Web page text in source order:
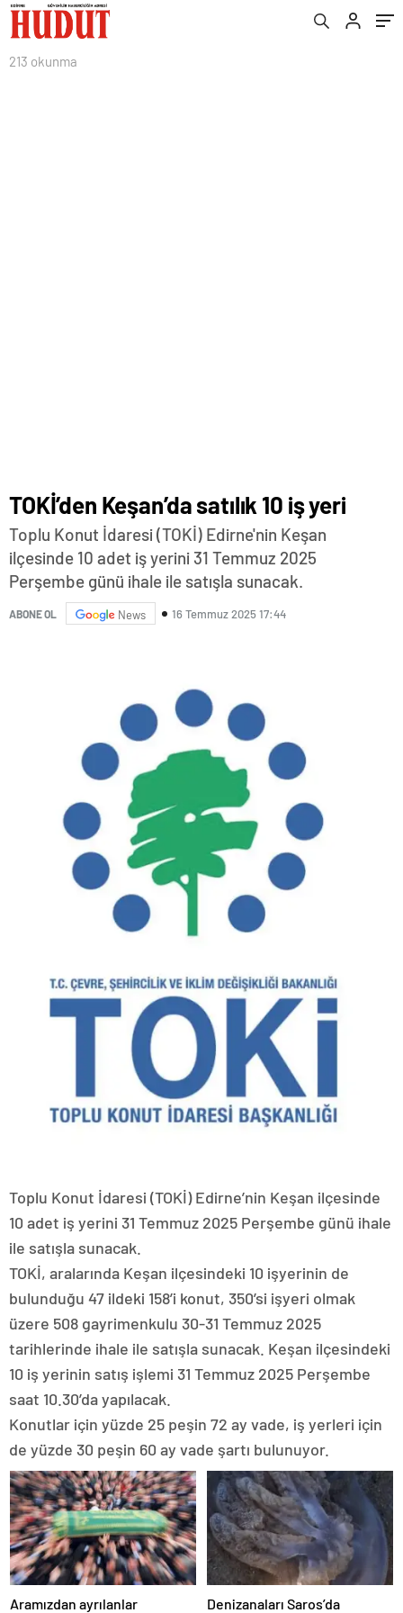
213 okunma
TOKİ’den Keşan’da satılık 10 iş yeri
Toplu Konut İdaresi (TOKİ) Edirne'nin Keşan
ilçesinde 10 adet iş yerini 31 Temmuz 2025
Perşembe günü ihale ile satışla sunacak.
ABONE OL News 16 Temmuz 2025 17:44
Toplu Konut İdaresi (TOKİ) Edirne’nin Keşan ilçesinde
10 adet iş yerini 31 Temmuz 2025 Perşembe günü ihale
ile satışla sunacak.
TOKİ, aralarında Keşan ilçesindeki 10 işyerinin de
bulunduğu 47 ildeki 158’i konut, 350’si işyeri olmak
üzere 508 gayrimenkulu 30-31 Temmuz 2025
tarihlerinde ihale ile satışla sunacak. Keşan ilçesindeki
10 iş yerinin satış işlemi 31 Temmuz 2025 Perşembe
saat 10.30’da yapılacak.
Konutlar için yüzde 25 peşin 72 ay vade, iş yerleri için
de yüzde 30 peşin 60 ay vade şartı bulunuyor.
Aramızdan ayrılanlar Denizanaları Saros’da